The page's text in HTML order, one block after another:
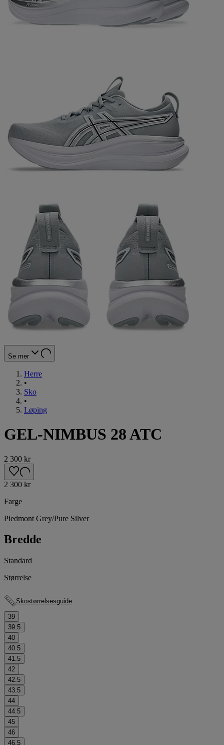
Se mer
Herre
•
Sko
•
Løping
GEL-NIMBUS 28 ATC
2 300 kr
2 300 kr
Farge
Piedmont Grey/Pure Silver
Bredde
Standard
Størrelse
Skostørrelsesguide
39
39.5
40
40.5
41.5
42
42.5
43.5
44
44.5
45
46
46.5